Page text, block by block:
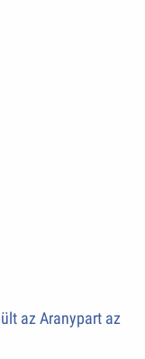
az Aranypart az